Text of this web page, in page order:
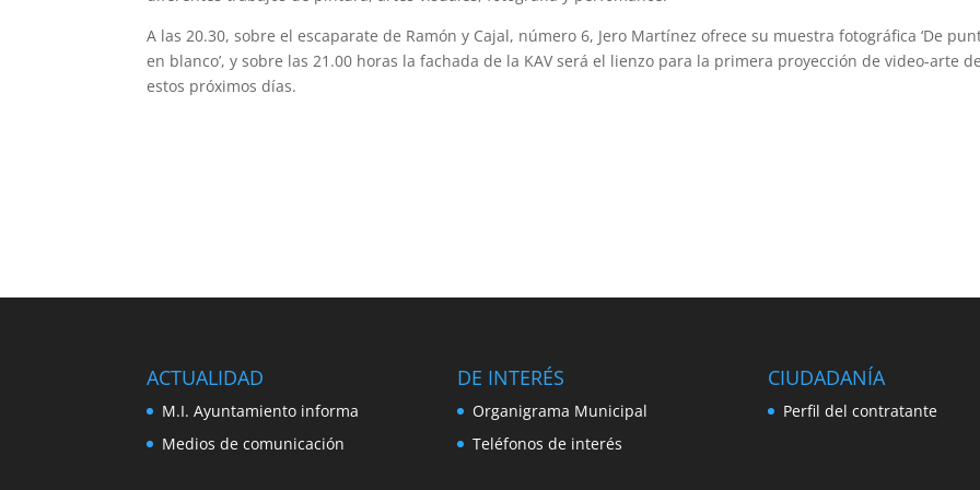
A las 20.30, sobre el escaparate de Ramón y Cajal, número 6, Jero Martínez ofrece su muestra fotográfica ‘De
en blanco’, y sobre las 21.00 horas la fachada de la KAV será el lienzo para la primera proyección de video-arte
estos próximos días.
ACTUALIDAD
M.I. Ayuntamiento informa
Medios de comunicación
DE INTERÉS
Organigrama Municipal
Teléfonos de interés
CIUDADANÍA
Perfil del contratante